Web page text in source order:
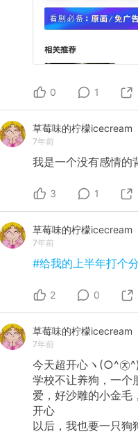
0 1
草莓味的柠檬icecream
7年前
我是一个没有感情的
3 1
草莓味的柠檬icecream
7年前
#给我的上半年打个分
2 0
草莓味的柠檬icecream
7年前
今天超开心ヽ(○^㉨
学校不让养狗，一个
爱，好沙雕的小金毛
开心
以后，我也要一只狗